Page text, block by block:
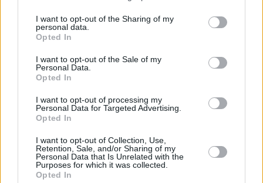
I want to opt-out of the Sharing of my
personal data.
Opted In
I want to opt-out of the Sale of my
Personal Data.
Opted In
I want to opt-out of processing my
Personal Data for Targeted Advertising.
Opted In
I want to opt-out of Collection, Use,
Retention, Sale, and/or Sharing of my
Personal Data that Is Unrelated with the
Purposes for which it was collected.
Opted In
Anne Grete Jørgensen - 24.03.2015 - 05:58
å det ønsker jeg meg veldig til min datter som flyttet inn
i ny leilighet i helgen. Da kan jo ho mor få vafler når hun
er på besøk ❤️
Elisabeth - 24.03.2015 - 05:58
åååå det hadde vært supert om jeg var så heldig å vinne